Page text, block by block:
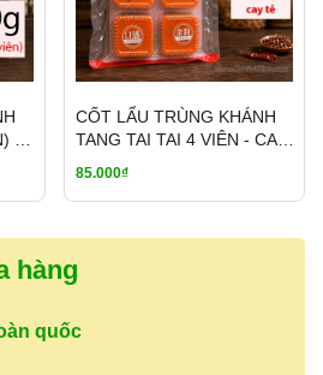
Mì Đũa Trứng Chen Ke
Quốc.
800g/gói (Siêu tiết kiệm
12 tháng kể từ ngày sản
sợi:Dẹt 3mm.
–
CỐT LẨU TRÙNG KHÁNH
TANG TAI TAI 4 VIÊN - CAY
85.000₫
hàng
quốc